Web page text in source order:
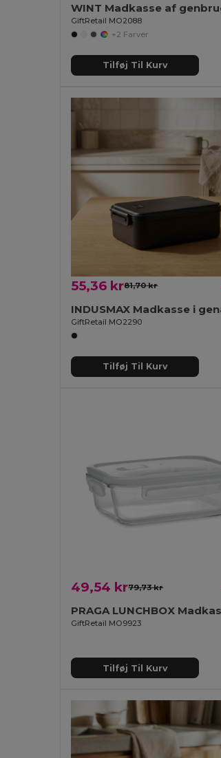
GiftRetail MO2088
+2 Farver
Tilføj Til Kurv
55,36 kr81,70 kr
GiftRetail MO2290
Tilføj Til Kurv
49,54 kr79,73 kr
GiftRetail MO9923
Tilføj Til Kurv